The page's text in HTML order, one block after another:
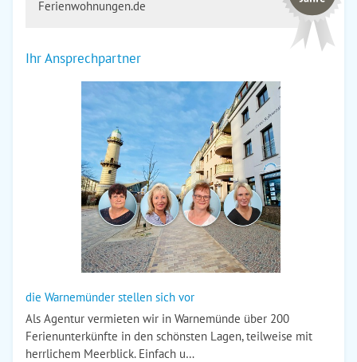
Ferienwohnungen.de
Ihr Ansprechpartner
die Warnemünder stellen sich vor
Als Agentur vermieten wir in Warnemünde über 200
Ferienunterkünfte in den schönsten Lagen, teilweise mit
herrlichem Meerblick. Einfach u…